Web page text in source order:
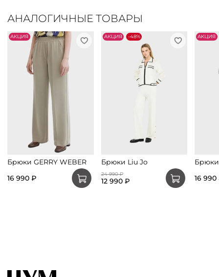
АНАЛОГИЧНЫЕ ТОВАРЫ
АKЦИЯ
Брюки GERRY WEBER
16 990 ₽
АKЦИЯ -48%
Брюки Liu Jo
24 990 ₽
12 990 ₽
АKЦИЯ
Брюки
16